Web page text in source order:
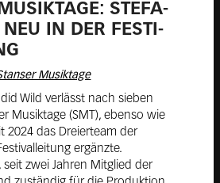
STE­FA­
NEU IN DER FES­TI­
Wild verlässt nach sieben
Musiktage (SMT), ebenso wie
2024 das Dreierteam der
ergänzte.
seit zwei Jahren Mitglied der